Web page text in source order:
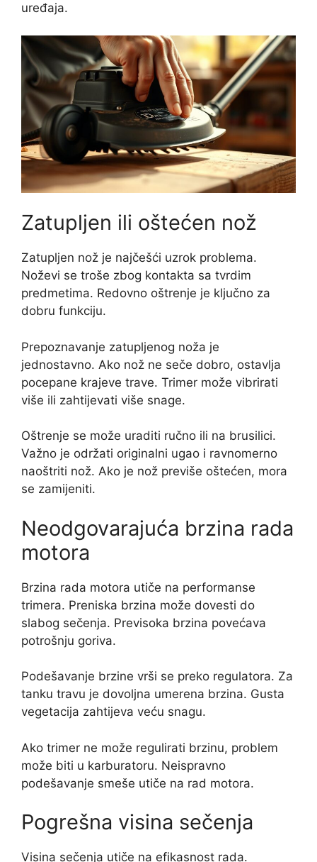
uređaja.
Zatupljen ili oštećen nož
Zatupljen nož je najčešći uzrok problema.
Noževi se troše zbog kontakta sa tvrdim
predmetima. Redovno oštrenje je ključno za
dobru funkciju.
Prepoznavanje zatupljenog noža je
jednostavno. Ako nož ne seče dobro, ostavlja
pocepane krajeve trave. Trimer može vibrirati
više ili zahtijevati više snage.
Oštrenje se može uraditi ručno ili na brusilici.
Važno je održati originalni ugao i ravnomerno
naoštriti nož. Ako je nož previše oštećen, mora
se zamijeniti.
Neodgovarajuća brzina rada
motora
Brzina rada motora utiče na performanse
trimera. Preniska brzina može dovesti do
slabog sečenja. Previsoka brzina povećava
potrošnju goriva.
Podešavanje brzine vrši se preko regulatora. Za
tanku travu je dovoljna umerena brzina. Gusta
vegetacija zahtijeva veću snagu.
Ako trimer ne može regulirati brzinu, problem
može biti u karburatoru. Neispravno
podešavanje smeše utiče na rad motora.
Pogrešna visina sečenja
Visina sečenja utiče na efikasnost rada.